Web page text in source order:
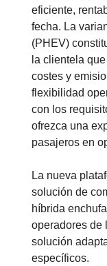
eficiente,
fecha. La
(PHEV)
la clientela
costes y
flexibilidad
con los
ofrezca una
pasajeros en
La nueva
solución de
híbrida
operadores de
solución
específicos.